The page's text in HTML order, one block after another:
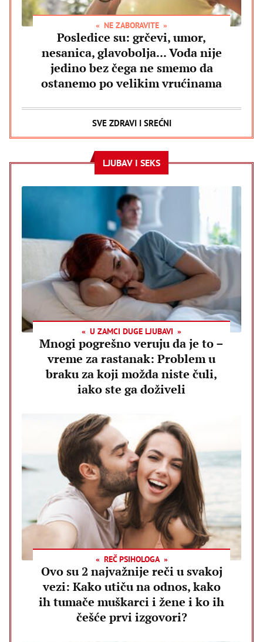
NE ZABORAVITE
Posledice su: grčevi, umor,
nesanica, glavobolja... Voda nije
jedino bez čega ne smemo da
ostanemo po velikim vrućinama
SVE ZDRAVI I SREĆNI
LJUBAV I SEKS
U ZAMCI DUGE LJUBAVI
Mnogi pogrešno veruju da je to –
vreme za rastanak: Problem u
braku za koji možda niste čuli,
iako ste ga doživeli
REČ PSIHOLOGA
Ovo su 2 najvažnije reči u svakoj
vezi: Kako utiču na odnos, kako
ih tumače muškarci i žene i ko ih
češće prvi izgovori?